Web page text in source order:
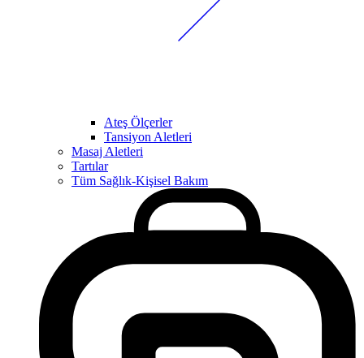
Ateş Ölçerler
Tansiyon Aletleri
Masaj Aletleri
Tartılar
Tüm Sağlık-Kişisel Bakım